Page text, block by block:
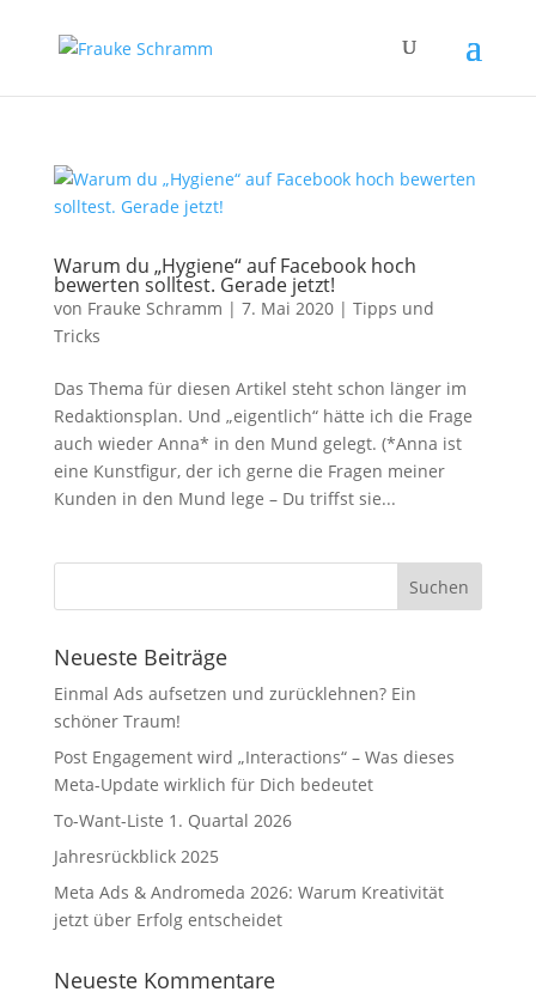
Warum du „Hygiene“ auf Facebook hoch
bewerten solltest. Gerade jetzt!
von Frauke Schramm | 7. Mai 2020| Tipps und
Tricks
Das Thema für diesen Artikel steht schon länger im
Redaktionsplan. Und „eigentlich“ hätte ich die Frage
auch wieder Anna* in den Mund gelegt. (*Anna ist
eine Kunstfigur, der ich gerne die Fragen meiner
Kunden in den Mund lege – Du triffst sie...
Neueste Beiträge
Einmal Ads aufsetzen und zurücklehnen? Ein
schöner Traum!
Post Engagement wird „Interactions“ – Was dieses
Meta-Update wirklich für Dich bedeutet
To-Want-Liste 1. Quartal 2026
Jahresrückblick 2025
Meta Ads & Andromeda 2026: Warum Kreativität
jetzt über Erfolg entscheidet
Neueste Kommentare